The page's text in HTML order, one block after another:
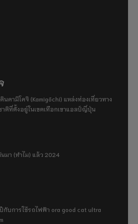
นคามิโคจิ (Kamigōchi) แหล่งท่องเที่ยวทาง
าติที่ตั้งอยู่ในเขตเทือกเขาแอลป์ญี่ปุ่น
มา (ทำไม) แล้ว 2024
ปีกับการใช้รถไฟฟ้า ora good cat ultra